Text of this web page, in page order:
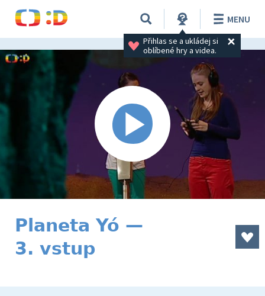
Přihlas se a ukládej si
oblíbené hry a videa.
MENU
Planeta Yó —
3. vstup